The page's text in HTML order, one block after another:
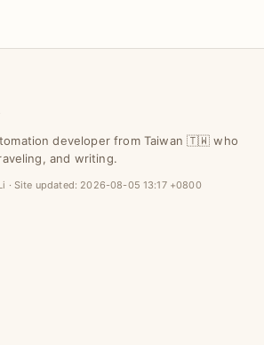
developer from Taiwan 🇹🇼 who
and writing.
· Site updated: 2026-08-05 13:17 +0800